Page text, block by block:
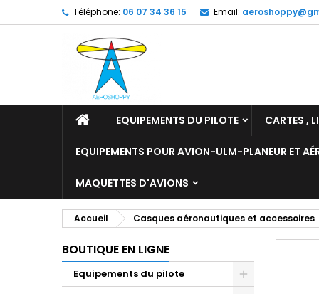
Téléphone: 06 07 34 36 15 Email:
EQUIPEMENTS DU PILOTE CARTES ,
EQUIPEMENTS POUR AVION-ULM-PLANEUR ET
MAQUETTES D'AVIONS
Accueil Casques aéronautiques et accessoires
BOUTIQUE EN LIGNE
Equipements du pilote